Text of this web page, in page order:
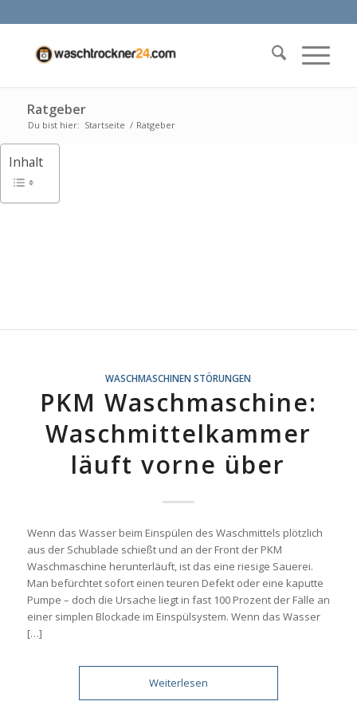
Ratgeber
Du bist hier: Startseite / Ratgeber
Inhalt
Waschtrockner
WEITERLESEN
WASCHMASCHINEN STÖRUNGEN
PKM Waschmaschine:
Waschmittelkammer
läuft vorne über
Wenn das Wasser beim Einspülen des Waschmittels plötzlich
aus der Schublade schießt und an der Front der PKM
Waschmaschine herunterläuft, ist das eine riesige Sauerei.
Man befürchtet sofort einen teuren Defekt oder eine kaputte
Pumpe – doch die Ursache liegt in fast 100 Prozent der Fälle an
einer simplen Blockade im Einspülsystem. Wenn das Wasser
[…]
Weiterlesen